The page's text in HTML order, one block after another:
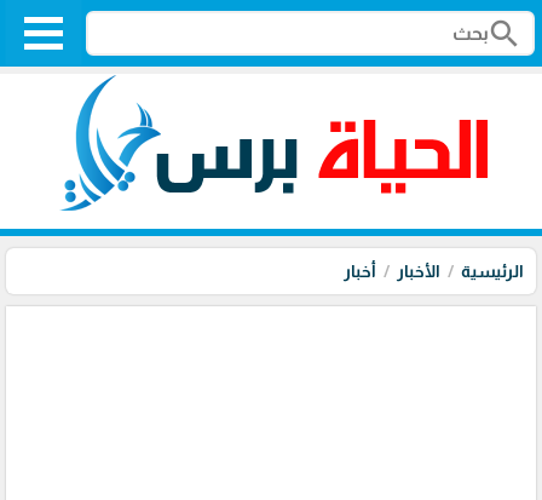
search
الرئيسية الأخبار أخبار